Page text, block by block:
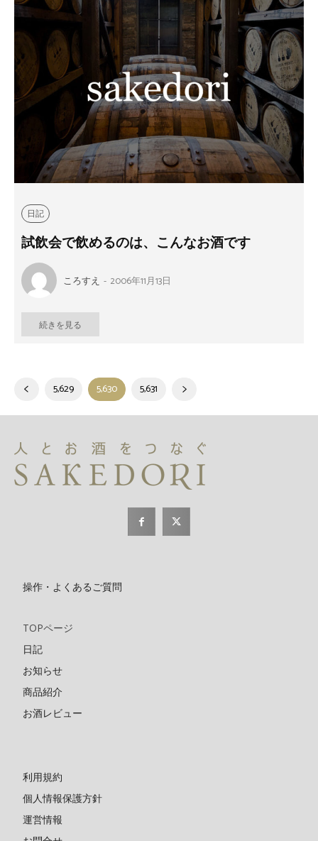
日記
試飲会で飲めるのは、こんなお酒です
ころすえ - 2006年11月13日
続きを見る
5,629 5,630 5,631
操作・よくあるご質問
TOPページ
日記
お知らせ
商品紹介
お酒レビュー
利用規約
個人情報保護方針
運営情報